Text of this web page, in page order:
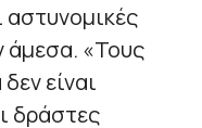
άμεσα. «Τους
είναι
δράστες